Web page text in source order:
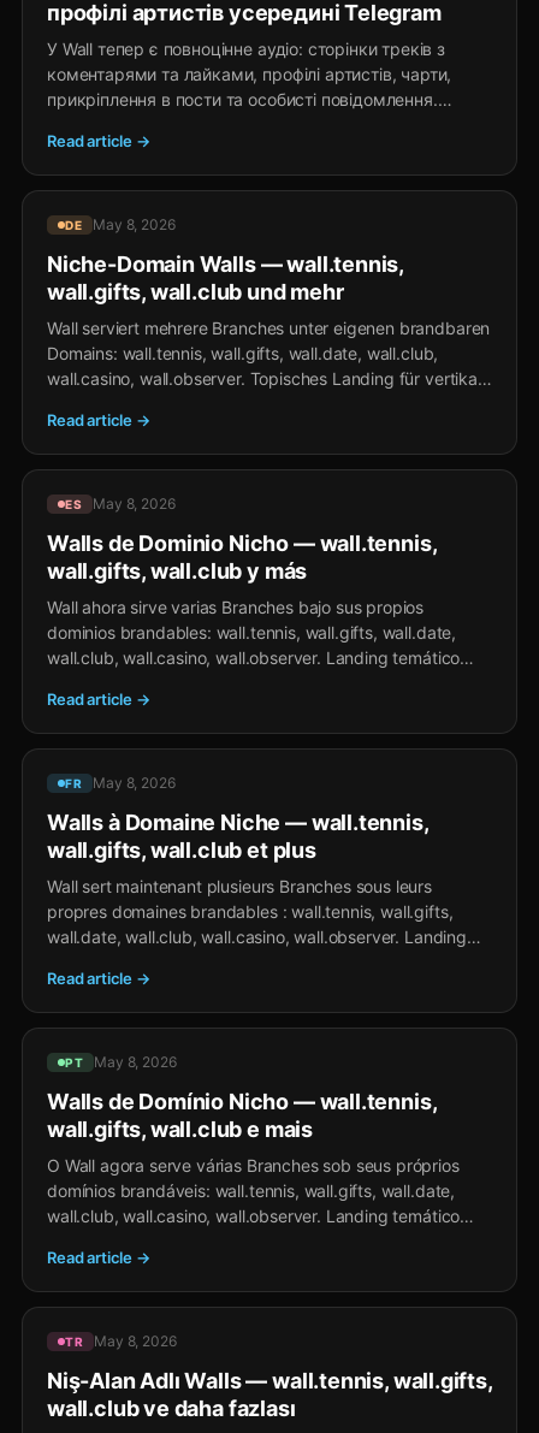
профілі артистів усередині Telegram
У Wall тепер є повноцінне аудіо: сторінки треків з
коментарями та лайками, профілі артистів, чарти,
прикріплення в пости та особисті повідомлення.
встановлення та окремого облікового запису, із
заробітком через TON-чайові та Stars-подарунки.
Read article →
DE May 8, 2026
Niche-Domain Walls — wall.tennis,
wall.gifts, wall.club und mehr
Wall serviert mehrere Branches unter eigenen brandbaren
Domains: wall.tennis, wall.gifts, wall.date, wall.club,
wall.casino, wall.observer. Topisches Landing für vertikale
Read article →
ES May 8, 2026
Walls de Dominio Nicho — wall.tennis,
wall.gifts, wall.club y más
Wall ahora sirve varias Branches bajo sus propios
dominios brandables: wall.tennis, wall.gifts, wall.date,
wall.club, wall.casino, wall.observer. Landing temático
debajo.
Read article →
FR May 8, 2026
Walls à Domaine Niche — wall.tennis,
wall.gifts, wall.club et plus
Wall sert maintenant plusieurs Branches sous leurs
propres domaines brandables : wall.tennis, wall.gifts,
wall.date, wall.club, wall.casino, wall.observer. Landing
feed en-dessous.
Read article →
PT May 8, 2026
Walls de Domínio Nicho — wall.tennis,
wall.gifts, wall.club e mais
O Wall agora serve várias Branches sob seus próprios
domínios brandáveis: wall.tennis, wall.gifts, wall.date,
wall.club, wall.casino, wall.observer. Landing temático
trás.
Read article →
TR May 8, 2026
Niş-Alan Adlı Walls — wall.tennis, wall.gifts,
wall.club ve daha fazlası